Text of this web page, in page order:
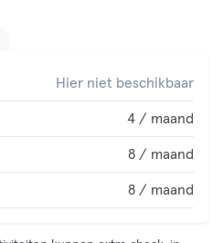
Hier niet beschikbaar
4 / maand
8 / maand
8 / maand